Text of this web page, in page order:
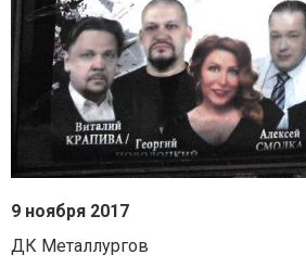
9 ноября 2017
ДК Металлургов